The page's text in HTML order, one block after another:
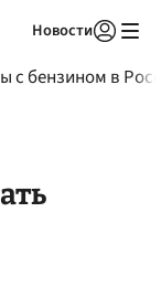
Новости
с бензином в